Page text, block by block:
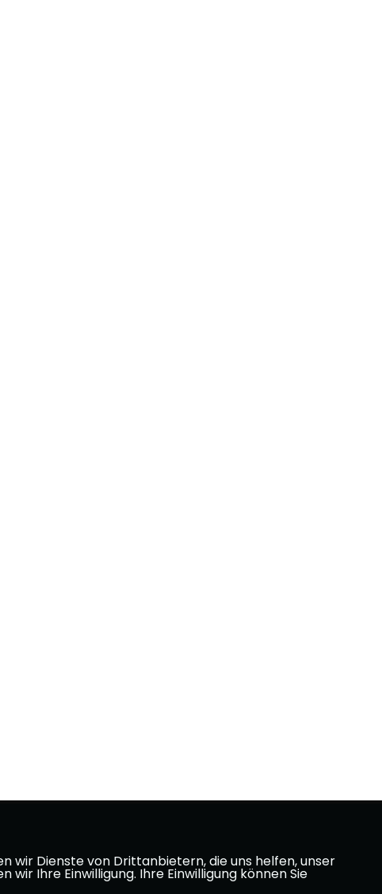
wir Dienste von Drittanbietern, die uns helfen, unser
Ihre Einwilligung. Ihre Einwilligung können Sie